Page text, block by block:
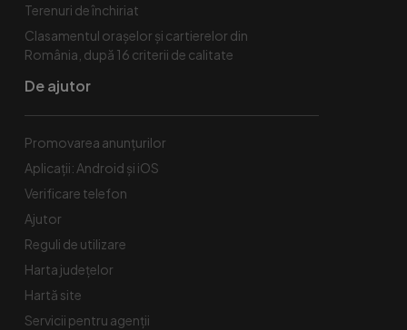
Terenuri de închiriat
Clasamentul orașelor și cartierelor din
România, după 16 criterii de calitate
De ajutor
Promovarea anunțurilor
Aplicații: Android și iOS
Verificare telefon
Ajutor
Reguli de utilizare
Harta județelor
Hartă site
Servicii pentru agenții